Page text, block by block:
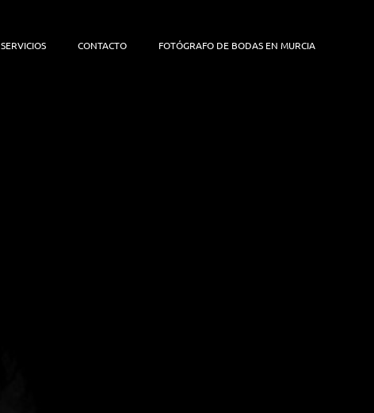
SERVICIOS CONTACTO FOTÓGRAFO DE BODAS EN MURCIA